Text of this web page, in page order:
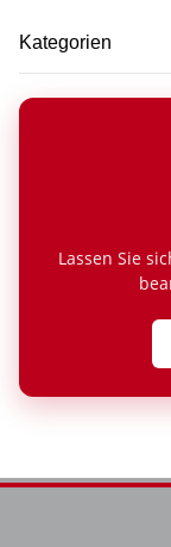
Kategorien
Lassen Sie